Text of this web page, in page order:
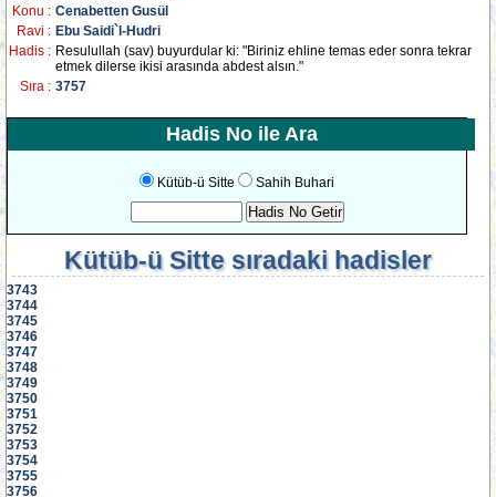
Konu : Cenabetten Gusül
Ravi : Ebu Saidi`l-Hudri
Hadis : Resulullah (sav) buyurdular ki: "Biriniz ehline temas eder sonra tekrar
etmek dilerse ikisi arasında abdest alsın."
Sıra : 3757
Hadis No ile Ara
Kütüb-ü Sitte Sahih Buhari
Kütüb-ü Sittesıradaki hadisler
3743
3744
3745
3746
3747
3748
3749
3750
3751
3752
3753
3754
3755
3756